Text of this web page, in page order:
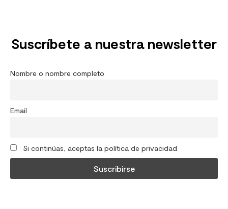
Suscríbete a nuestra newsletter
Nombre o nombre completo
Email
Si continúas, aceptas la política de privacidad